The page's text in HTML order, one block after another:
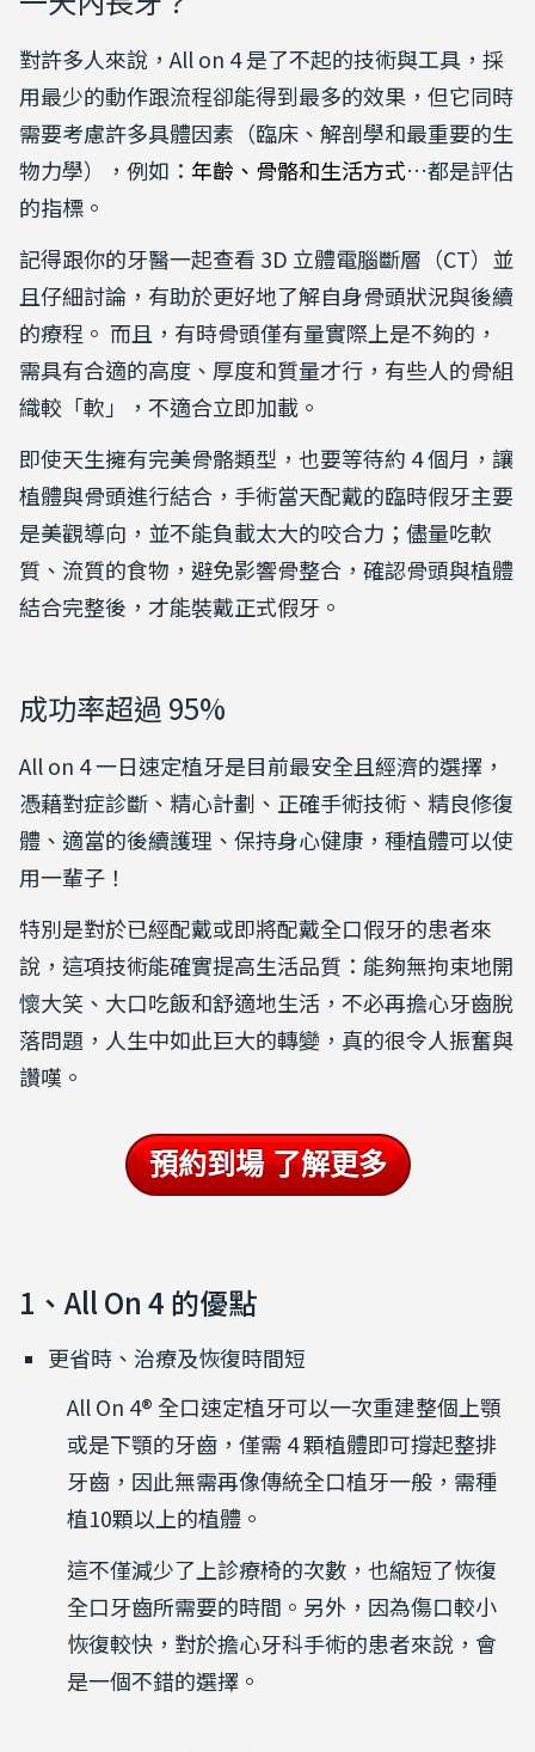
對許多人來說，All on 4 是了不起的技術與工具，採
用最少的動作跟流程卻能得到最多的效果，但它同時
需要考慮許多具體因素（臨床、解剖學和最重要的生
物力學），例如： 年齡、骨骼和生活方式…都是評估
的指標。
記得跟你的牙醫一起查看 3D 立體電腦斷層（CT）並
且仔細討論，有助於更好地了解自身骨頭狀況與後續
的療程。 而且，有時骨頭僅有量實際上是不夠的，
需具有合適的高度、厚度和質量才行，有些人的骨組
織較「軟」，不適合立即加載。
即使天生擁有完美骨骼類型，也要等待約 4 個月，讓
植體與骨頭進行結合，手術當天配戴的臨時假牙主要
是美觀導向，並不能負載太大的咬合力；儘量吃軟
質、流質的食物，避免影響骨整合，確認骨頭與植體
結合完整後，才能裝戴正式假牙。
成功率超過 95%
All on 4 一日速定植牙是目前最安全且經濟的選擇，
憑藉對症診斷、精心計劃、正確手術技術、精良修復
體、適當的後續護理、保持身心健康，種植體可以使
用一輩子！
特別是對於已經配戴或即將配戴全口假牙的患者來
說，這項技術能確實提高生活品質：能夠無拘束地開
懷大笑、大口吃飯和舒適地生活，不必再擔心牙齒脫
落問題，人生中如此巨大的轉變，真的很令人振奮與
讚嘆。
預約到場 了解更多
1、All On 4 的優點
更省時、治療及恢復時間短
All On 4® 全口速定植牙可以一次重建整個上顎
或是下顎的牙齒，僅需 4 顆植體即可撐起整排
牙齒，因此無需再像傳統全口植牙一般，需種
植10顆以上的植體。
這不僅減少了上診療椅的次數，也縮短了恢復
全口牙齒所需要的時間。另外，因為傷口較小
恢復較快，對於擔心牙科手術的患者來說，會
是一個不錯的選擇。